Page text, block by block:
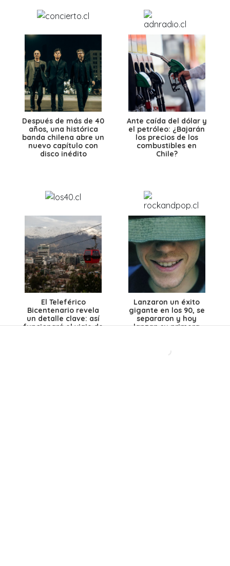
Después de más de 40
años, una histórica
banda chilena abre un
nuevo capítulo con
disco inédito
Ante caída del dólar y
el petróleo: ¿Bajarán
los precios de los
combustibles en
Chile?
El Teleférico
Bicentenario revela
un detalle clave: así
funcionará el viaje de
Lanzaron un éxito
gigante en los 90, se
separaron y hoy
lanzan su primera